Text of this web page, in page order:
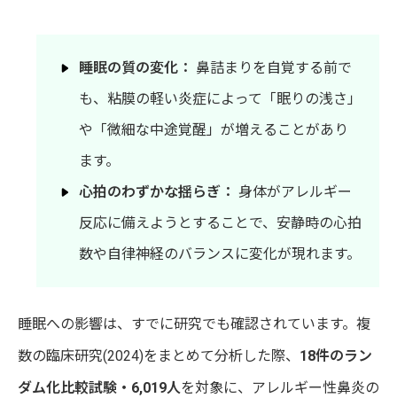
睡眠の質の変化： 鼻詰まりを自覚する前で
も、粘膜の軽い炎症によって「眠りの浅さ」
や「微細な中途覚醒」が増えることがあり
ます。
心拍のわずかな揺らぎ： 身体がアレルギー
反応に備えようとすることで、安静時の心拍
数や自律神経のバランスに変化が現れます。
睡眠への影響は、すでに研究でも確認されています。複
数の臨床研究(2024)をまとめて分析した際、 18件のラン
ダム化比較試験・6,019人を対象に、アレルギー性鼻炎の